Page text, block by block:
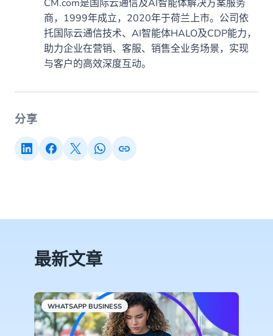
CM.com是国际云通信及AI智能体解决方案服务
商，1999年成立，2020年于荷兰上市。公司依
托国际云通信技术、AI智能体HALO及CDP能力，
助力企业在营销、客服、销售全业务场景，实现
与客户的高效深度互动。
分享
最新文章
WHATSAPP BUSINESS